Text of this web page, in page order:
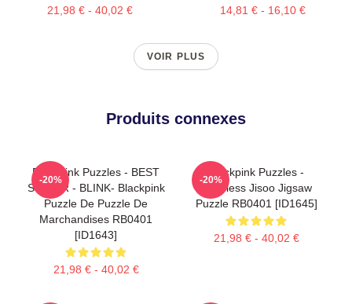
21,98 € - 40,02 € 14,81 € - 16,10 €
VOIR PLUS
Produits connexes
Blackpink Puzzles - BEST
SELLER - BLINK- Blackpink
Puzzle De Puzzle De
Marchandises RB0401
[ID1643]
21,98 € - 40,02 €
-20%
Blackpink Puzzles -
Faceless Jisoo Jigsaw
Puzzle RB0401 [ID1645]
21,98 € - 40,02 €
-20%